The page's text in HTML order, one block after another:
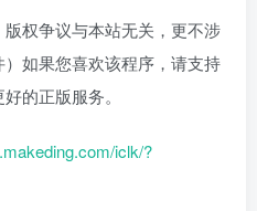
权争议与本站无关，更不涉
如果您喜欢该程序，请支持
的正版服务。
iclk/?